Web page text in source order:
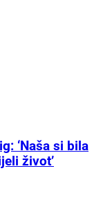
‘Naša si bila
život’